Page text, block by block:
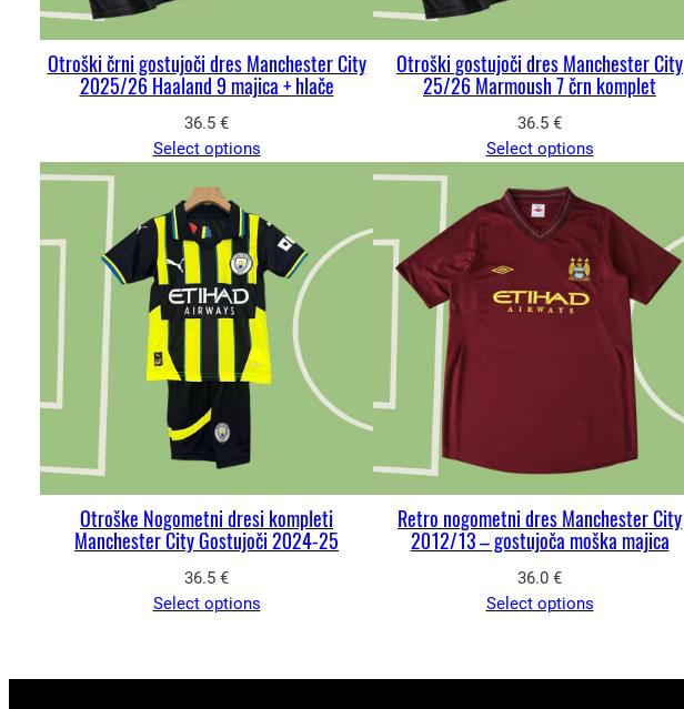
Otroški črni gostujoči dres Manchester City
2025/26 Haaland 9 majica + hlače
36.5 €
Select options
Otroški gostujoči dres Manchester City
25/26 Marmoush 7 črn komplet
36.5 €
Select options
Otroške Nogometni dresi kompleti
Manchester City Gostujoči 2024-25
36.5 €
Select options
Retro nogometni dres Manchester City
2012/13 – gostujoča moška majica
36.0 €
Select options